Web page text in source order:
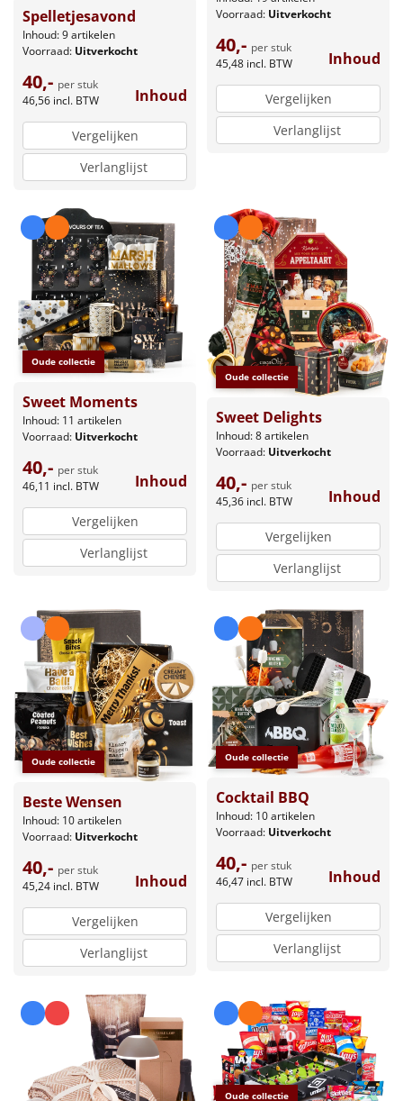
Spelletjesavond
Inhoud: 9 artikelen
Voorraad: Uitverkocht
40,- per stuk
46,56 incl. BTW Inhoud
Vergelijken
Verlanglijst
Voorraad: Uitverkocht
40,- per stuk
45,48 incl. BTW Inhoud
Vergelijken
Verlanglijst
Oude collectie
Sweet Moments
Inhoud: 11 artikelen
Voorraad: Uitverkocht
40,- per stuk
46,11 incl. BTW Inhoud
Vergelijken
Verlanglijst
Oude collectie
Sweet Delights
Inhoud: 8 artikelen
Voorraad: Uitverkocht
40,- per stuk
45,36 incl. BTW Inhoud
Vergelijken
Verlanglijst
Oude collectie
Beste Wensen
Inhoud: 10 artikelen
Voorraad: Uitverkocht
40,- per stuk
45,24 incl. BTW Inhoud
Vergelijken
Verlanglijst
Oude collectie
Cocktail BBQ
Inhoud: 10 artikelen
Voorraad: Uitverkocht
40,- per stuk
46,47 incl. BTW Inhoud
Vergelijken
Verlanglijst
Oude collectie